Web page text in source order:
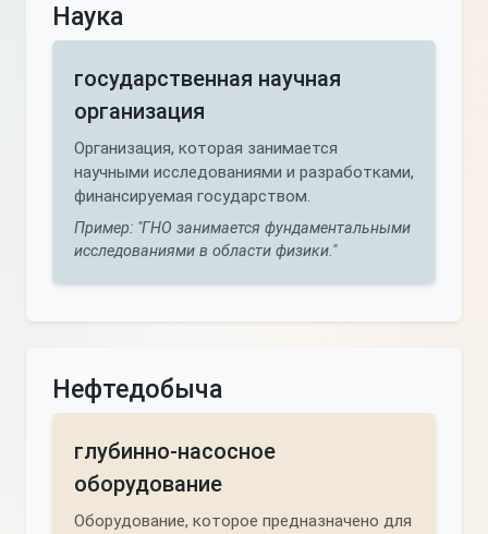
Наука
государственная научная
организация
Организация, которая занимается
научными исследованиями и разработками,
финансируемая государством.
Пример: "ГНО занимается фундаментальными
исследованиями в области физики."
Нефтедобыча
глубинно-насосное
оборудование
Оборудование, которое предназначено для